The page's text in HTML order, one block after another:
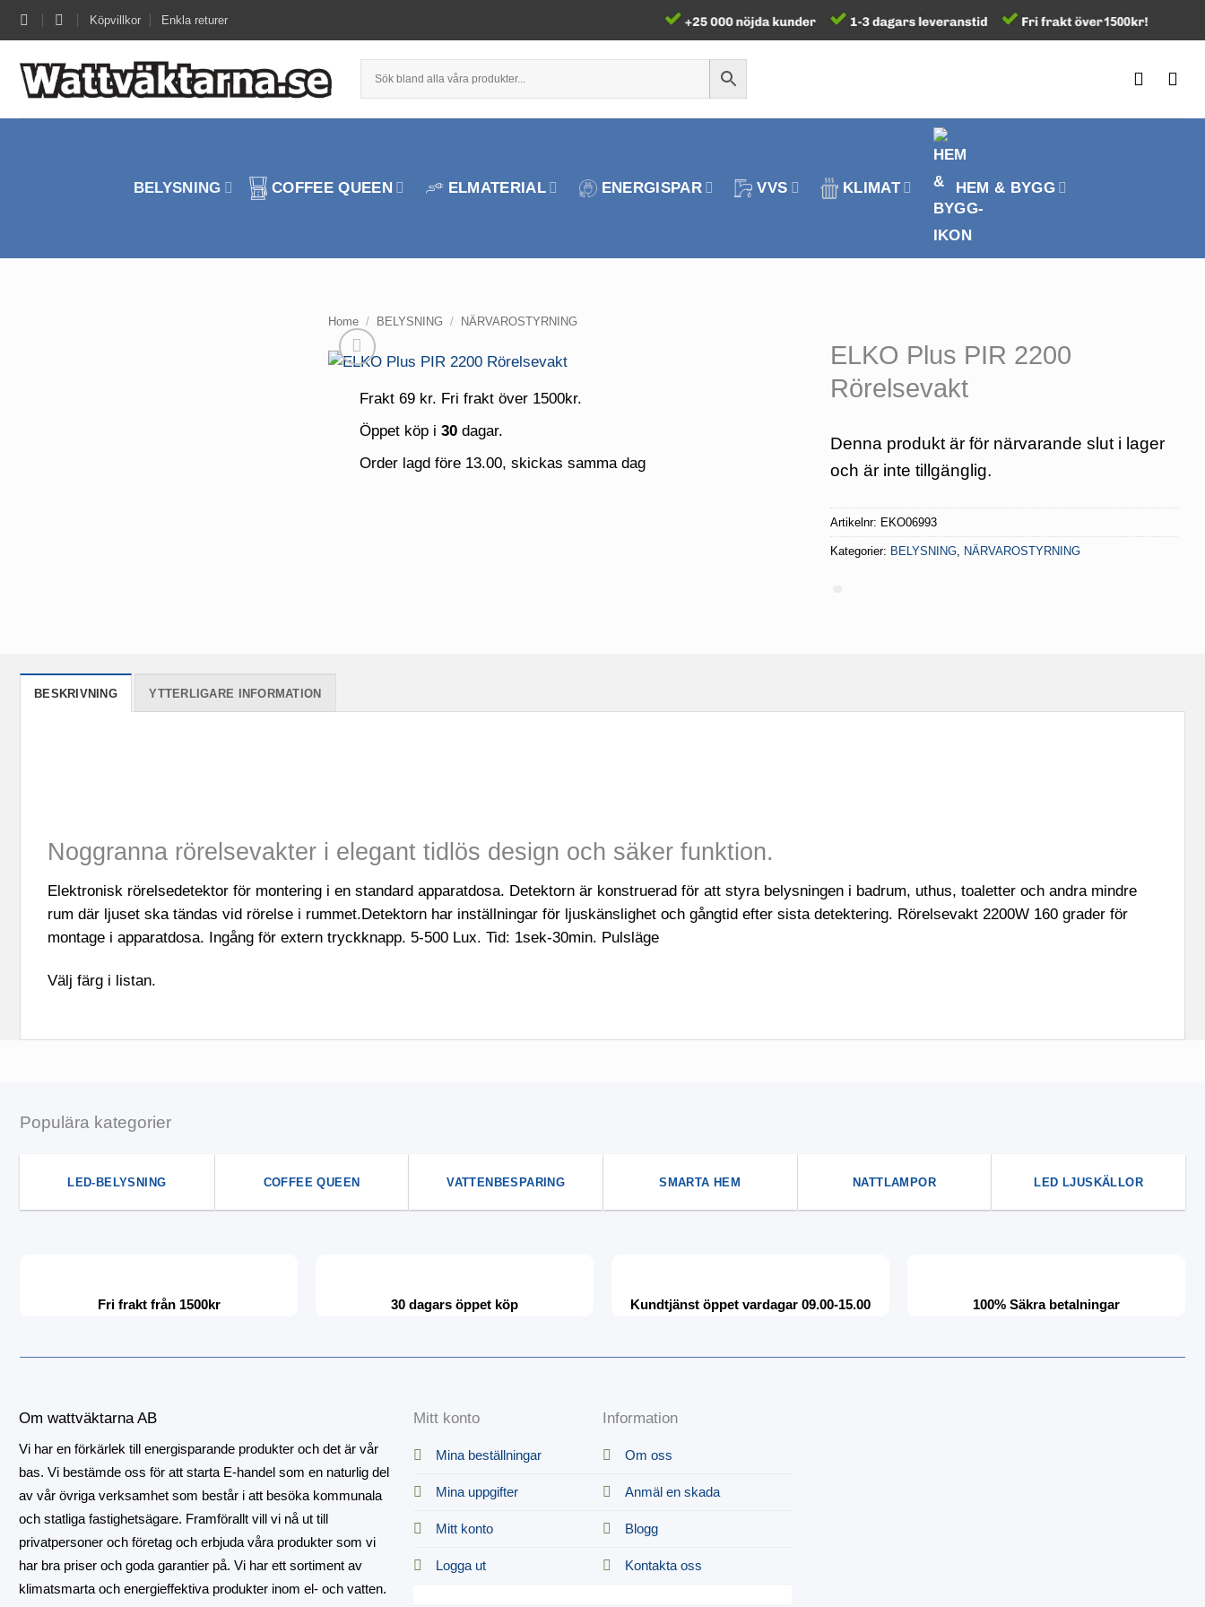
Skip
Köpvillkor Enkla returer
BELYSNING COFFEE QUEEN ELMATERIAL ENERGISPAR VVS KLIMAT HEM & BYGG
Home / BELYSNING / NÄRVAROSTYRNING
Frakt 69 kr. Fri frakt över 1500kr.
Öppet köp i30 dagar.
Order lagd före 13.00, skickas samma dag
ELKO Plus PIR 2200
Rörelsevakt
Denna produkt är för närvarande slut i lager
och är inte tillgänglig.
Artikelnr: EKO06993
Kategorier: BELYSNING NÄRVAROSTYRNING
BESKRIVNING YTTERLIGARE INFORMATION
Noggranna rörelsevakter i elegant tidlös design och säker funktion.
Elektronisk rörelsedetektor för montering i en standard apparatdosa. Detektorn är konstruerad för att styra belysningen i badrum, uthus, toaletter och andra mindre
rum där ljuset ska tändas vid rörelse i rummet.Detektorn har inställningar för ljuskänslighet och gångtid efter sista detektering. Rörelsevakt 2200W 160 grader för
montage i apparatdosa. Ingång för extern tryckknapp. 5-500 Lux. Tid: 1sek-30min. Pulsläge
Välj färg i listan.
Populära kategorier
LED-BELYSNING COFFEE QUEEN VATTENBESPARING SMARTA HEM NATTLAMPOR LED LJUSKÄLLOR
Fri frakt från 1500kr 30 dagars öppet köp Kundtjänst öppet vardagar 09.00-15.00 100% Säkra betalningar
Om wattväktarna AB
Vi har en förkärlek till energisparande produkter och det är vår
bas. Vi bestämde oss för att starta E-handel som en naturlig del
av vår övriga verksamhet som består i att besöka kommunala
och statliga fastighetsägare. Framförallt vill vi nå ut till
privatpersoner och företag och erbjuda våra produkter som vi
har bra priser och goda garantier på. Vi har ett sortiment av
klimatsmarta och energieffektiva produkter inom el- och vatten.
Mitt konto
Mina beställningar
Mina uppgifter
Mitt konto
Logga ut
Information
Om oss
Anmäl en skada
Blogg
Kontakta oss